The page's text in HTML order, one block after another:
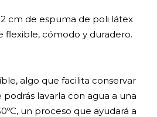
cm de espuma de poli látex
flexible, cómodo y duradero.
algo que facilita conservar
podrás lavarla con agua a una
un proceso que ayudará a